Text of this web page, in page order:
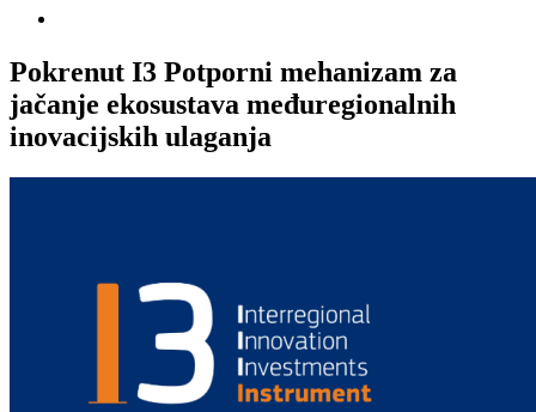
Pokrenut I3 Potporni mehanizam za
jačanje ekosustava međuregionalnih
inovacijskih ulaganja